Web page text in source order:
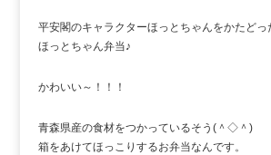
平安閣のキャラクターほっとちゃんをかたどっ
ほっとちゃん弁当♪
かわいい～！！！
青森県産の食材をつかっているそう(＾◇＾)
箱をあけてほっこりするお弁当なんです。